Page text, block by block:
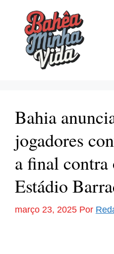
conteúdo
Bahia
jogadores
a final
Estádio
março 23, 2025 Por